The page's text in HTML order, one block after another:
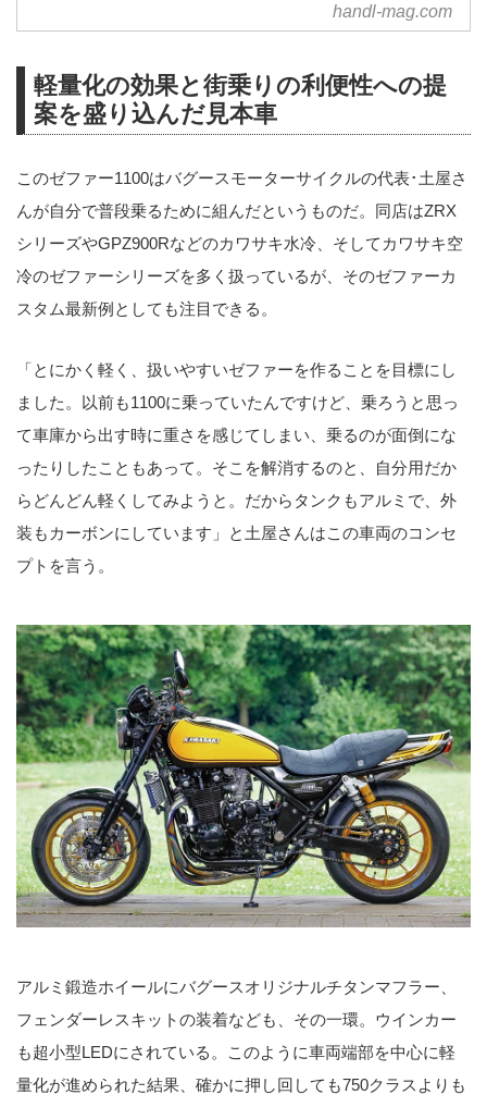
handl-mag.com
軽量化の効果と街乗りの利便性への提
案を盛り込んだ見本車
このゼファー1100はバグースモーターサイクルの代表･土屋さ
んが自分で普段乗るために組んだというものだ。同店はZRX
シリーズやGPZ900Rなどのカワサキ水冷、そしてカワサキ空
冷のゼファーシリーズを多く扱っているが、そのゼファーカ
スタム最新例としても注目できる。
「とにかく軽く、扱いやすいゼファーを作ることを目標にし
ました。以前も1100に乗っていたんですけど、乗ろうと思っ
て車庫から出す時に重さを感じてしまい、乗るのが面倒にな
ったりしたこともあって。そこを解消するのと、自分用だか
らどんどん軽くしてみようと。だからタンクもアルミで、外
装もカーボンにしています」と土屋さんはこの車両のコンセ
プトを言う。
アルミ鍛造ホイールにバグースオリジナルチタンマフラー、
フェンダーレスキットの装着なども、その一環。ウインカー
も超小型LEDにされている。このように車両端部を中心に軽
量化が進められた結果、確かに押し回しても750クラスよりも